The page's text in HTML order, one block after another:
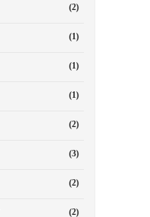
(2)
(1)
(1)
(1)
(2)
(3)
(2)
(2)